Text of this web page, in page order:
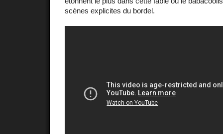
scènes explicites du bordel.